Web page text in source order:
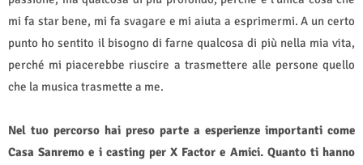
mi fa star bene, mi fa svagare e mi aiuta a esprimermi. A un certo
punto ho sentito il bisogno di farne qualcosa di più nella mia vita,
perché mi piacerebbe riuscire a trasmettere alle persone quello
che la musica trasmette a me.
Nel tuo percorso hai preso parte a esperienze importanti come
Casa Sanremo e i casting per X Factor e Amici. Quanto ti hanno